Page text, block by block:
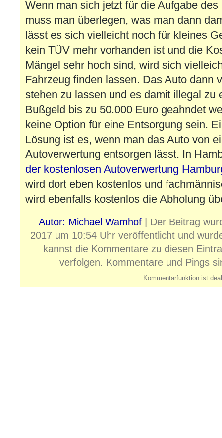
Wenn man sich jetzt für die Aufgabe
muss man überlegen, was man dann
lässt es sich vielleicht noch für kleines
kein TÜV mehr vorhanden ist und die
Mängel sehr hoch sind, wird sich
Fahrzeug finden lassen. Das Auto dann
stehen zu lassen und es damit illegal zu
Bußgeld bis zu 50.000 Euro geahndet
keine Option für eine Entsorgung sein.
Lösung ist es, wenn man das Auto von
Autoverwertung entsorgen lässt. In
der kostenlosen Autoverwertung
wird dort eben kostenlos und
wird ebenfalls kostenlos die Abholung
Autor: Michael Wamhof | Der Beitrag
2017 um 10:54 Uhr veröffentlicht und
kannst die Kommentare zu diesen
verfolgen. Kommentare und Pings
Kommentarfunktion ist